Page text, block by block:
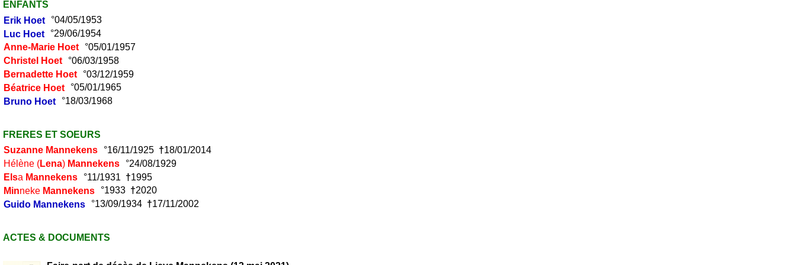
ENFANTS
Erik Hoet
°04/05/1953
Luc Hoet
°29/06/1954
Anne-Marie Hoet
°05/01/1957
Christel
Hoet
°06/03/1958
Bernadette Hoet
°03/12/1959
Béatrice Hoet
°05/01/1965
Bruno Hoet °18/03/1968
FRERES ET SOEURS
Suzanne Mannekens °16/11/1925 †18/01/2014
Hélène (Lena) Mannekens
°24/08/1929
Elsa Mannekens °11/1931 †1995
Minneke Mannekens °1933 †2020
Guido Mannekens °13/09/1934 †17/11/2002
ACTES & DOCUMENTS